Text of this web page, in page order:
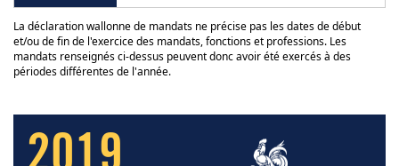
La déclaration wallonne de mandats ne précise pas les dates de début
et/ou de fin de l'exercice des mandats, fonctions et professions. Les
mandats renseignés ci-dessus peuvent donc avoir été exercés à des
périodes différentes de l'année.